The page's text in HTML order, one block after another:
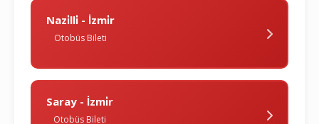
Nazi̇lli̇ - İzmi̇r
Otobüs Bileti
Saray - İzmi̇r
Otobüs Bileti